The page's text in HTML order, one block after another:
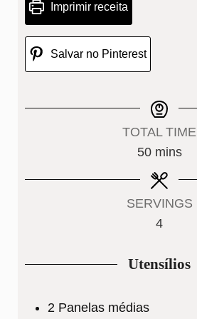
Imprimir receita
Salvar no Pinterest
TOTAL TIME
50minutes
mins
SERVINGS
4
Utensílios
2 Panelas médias